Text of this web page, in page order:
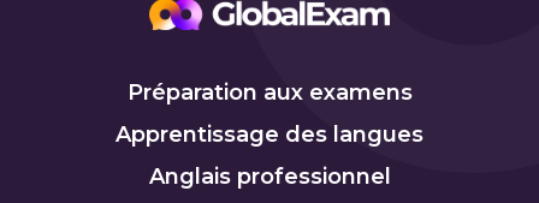
Préparation aux examens
Apprentissage des langues
Anglais professionnel